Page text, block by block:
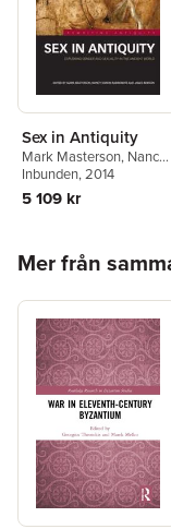
Sex in Antiquity
Mark Masterson, Nancy
Sorkin Rabinowitz
James Robson
Inbunden, 2014
5 109 kr
Mer från